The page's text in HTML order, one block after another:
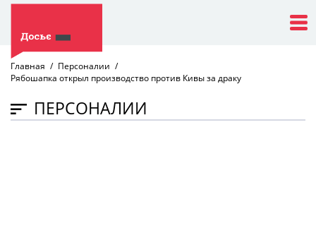
Главная
Персоналии
Рябошапка открыл производство против Кивы за драку
ПЕРСОНАЛИИ